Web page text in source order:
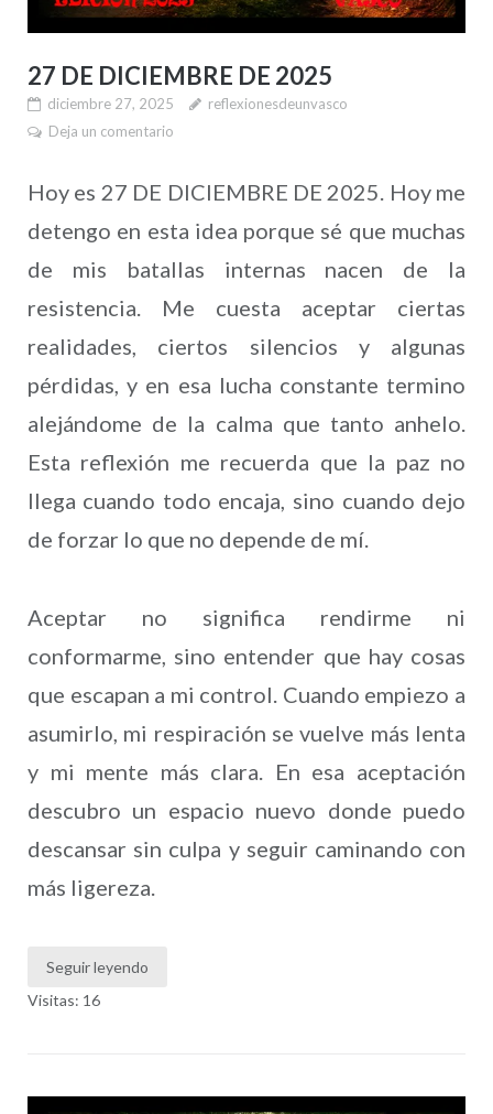
27 DE DICIEMBRE DE 2025
diciembre 27, 2025
reflexionesdeunvasco
Deja un comentario
Hoy es 27 DE DICIEMBRE DE 2025. Hoy me
detengo en esta idea porque sé que muchas
de mis batallas internas nacen de la
resistencia. Me cuesta aceptar ciertas
realidades, ciertos silencios y algunas
pérdidas, y en esa lucha constante termino
alejándome de la calma que tanto anhelo.
Esta reflexión me recuerda que la paz no
llega cuando todo encaja, sino cuando dejo
de forzar lo que no depende de mí.
Aceptar no significa rendirme ni
conformarme, sino entender que hay cosas
que escapan a mi control. Cuando empiezo a
asumirlo, mi respiración se vuelve más lenta
y mi mente más clara. En esa aceptación
descubro un espacio nuevo donde puedo
descansar sin culpa y seguir caminando con
más ligereza.
Seguir leyendo
Visitas: 16